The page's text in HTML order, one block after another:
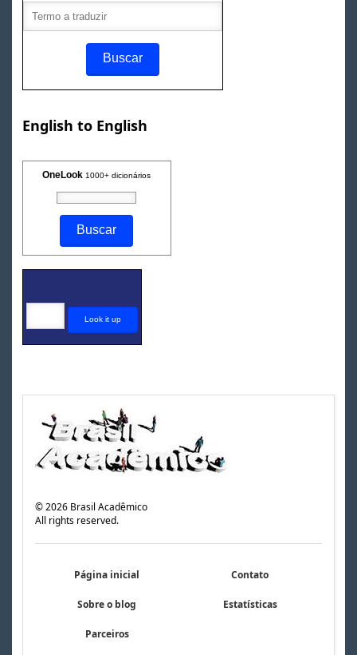
English to English
OneLook 1000+ dicionários
©2026 Brasil Acadêmico
All rights reserved.
Página inicial Contato
Sobre o blog Estatísticas
Parceiros